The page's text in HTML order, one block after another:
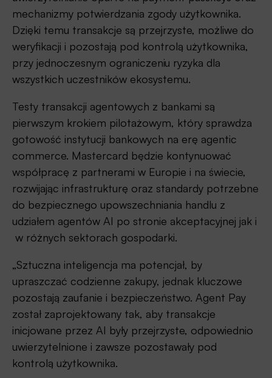
mechanizmy potwierdzania zgody użytkownika.
Dzięki temu transakcje są przejrzyste, możliwe do
weryfikacji i pozostają pod kontrolą użytkownika,
przy jednoczesnym ograniczeniu ryzyka dla
wszystkich uczestników ekosystemu.
Testy transakcji agentowych z bankami są
pierwszym krokiem pilotażowym, który sprawdza
gotowość instytucji bankowych na erę agentic
commerce. Mastercard będzie kontynuować
współpracę z partnerami w Europie i na świecie,
rozwijając infrastrukturę oraz standardy potrzebne
do bezpiecznego upowszechniania handlu z
udziałem agentów AI po stronie akceptacyjnej jak i
w różnych sektorach gospodarki.
„Sztuczna inteligencja ma potencjał, by
upraszczać codzienne zakupy, jednak kluczowe
pozostają zaufanie i bezpieczeństwo. Agent Pay
został zaprojektowany tak, aby transakcje
inicjowane przez AI były przejrzyste, odpowiednio
uwierzytelnione i zawsze pozostawały pod
kontrolą użytkownika.